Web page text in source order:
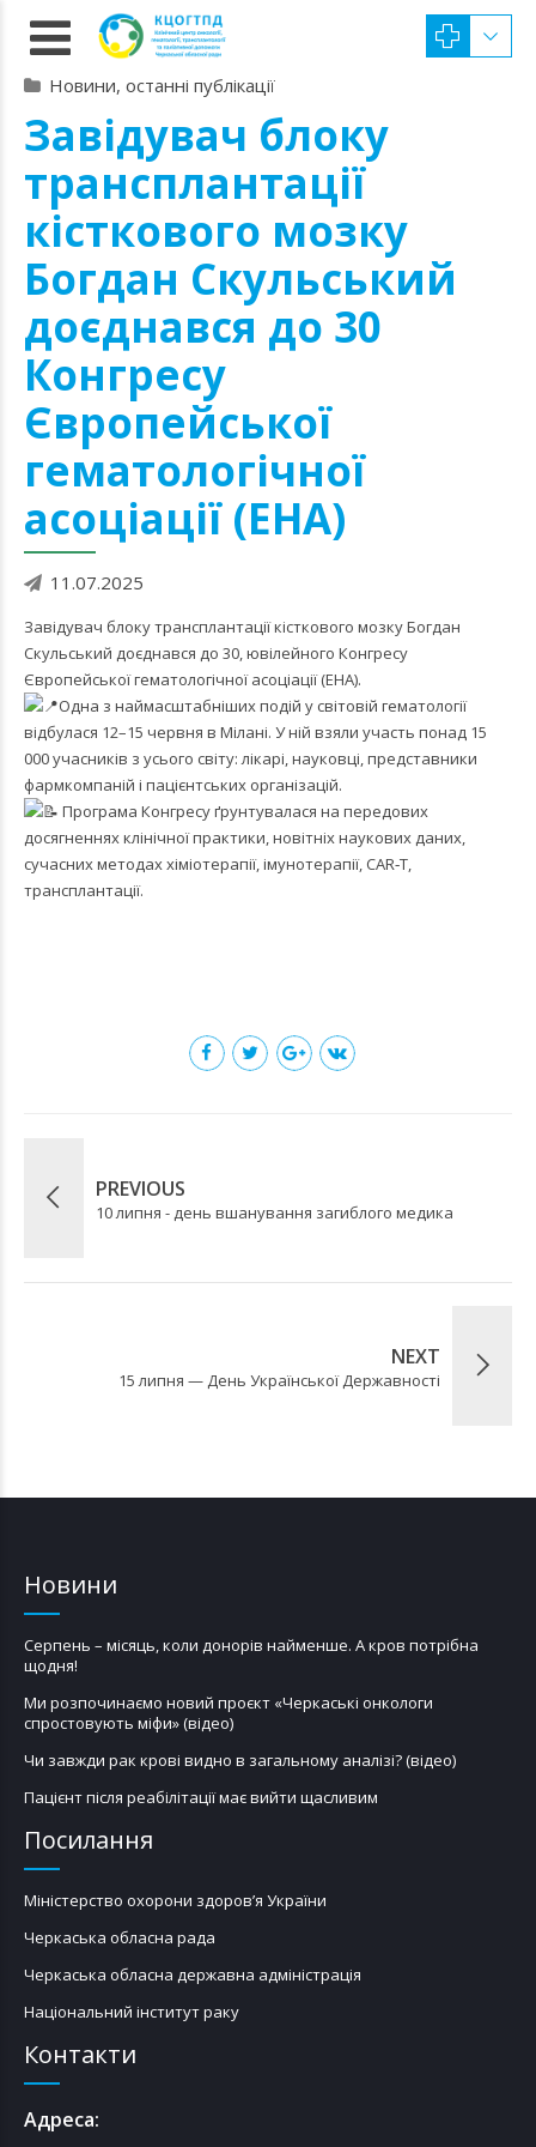
Новини, останні публікації
Завідувач блоку
трансплантації
кісткового мозку
Богдан Скульський
доєднався до 30
Конгресу
Європейської
гематологічної
асоціації (EHA)
11.07.2025
Завідувач блоку трансплантації кісткового мозку Богдан
Скульський доєднався до 30, ювілейного Конгресу
Європейської гематологічної асоціації (EHA).
Одна з наймасштабніших подій у світовій гематології
відбулася 12–15 червня в Мілані. У ній взяли участь понад 15
000 учасників з усього світу: лікарі, науковці, представники
фармкомпаній і пацієнтських організацій.
Програма Конгресу ґрунтувалася на передових
досягненнях клінічної практики, новітніх наукових даних,
сучасних методах хіміотерапії, імунотерапії, CAR‑T,
трансплантації.
PREVIOUS
10 липня - день вшанування загиблого медика
NEXT
15 липня — День Української Державності
Новини
Серпень – місяць, коли донорів найменше. А кров потрібна
щодня!
Ми розпочинаємо новий проєкт «Черкаські онкологи
спростовують міфи» (відео)
Чи завжди рак крові видно в загальному аналізі? (відео)
Пацієнт після реабілітації має вийти щасливим
Посилання
Міністерство охорони здоров’я України
Черкаська обласна рада
Черкаська обласна державна адміністрація
Національний інститут раку
Контакти
Адреса: